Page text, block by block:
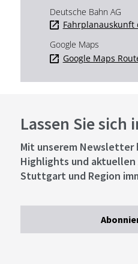
Deutsche Bahn AG
Fahrplanauskunft
Google Maps
Google Maps
Lassen Sie sich
Mit unserem Newsletter
Highlights und
Stuttgart und Region